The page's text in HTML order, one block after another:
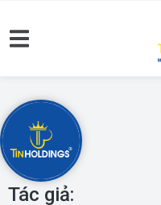
Tác giả: